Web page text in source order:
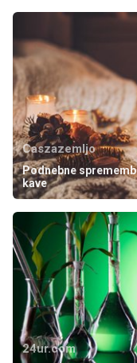
Caszazemljo
Podnebne
kave
24ur.com